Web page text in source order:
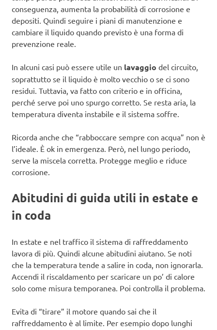
conseguenza, aumenta la probabilità di corrosione e
depositi. Quindi seguire i piani di manutenzione e
cambiare il liquido quando previsto è una forma di
prevenzione reale.
In alcuni casi può essere utile un lavaggio del circuito,
soprattutto se il liquido è molto vecchio o se ci sono
residui. Tuttavia, va fatto con criterio e in officina,
perché serve poi uno spurgo corretto. Se resta aria, la
temperatura diventa instabile e il sistema soffre.
Ricorda anche che “rabboccare sempre con acqua” non è
l’ideale. È ok in emergenza. Però, nel lungo periodo,
serve la miscela corretta. Protegge meglio e riduce
corrosione.
Abitudini di guida utili in estate e
in coda
In estate e nel traffico il sistema di raffreddamento
lavora di più. Quindi alcune abitudini aiutano. Se noti
che la temperatura tende a salire in coda, non ignorarla.
Accendi il riscaldamento per scaricare un po’ di calore
solo come misura temporanea. Poi controlla il problema.
Evita di “tirare” il motore quando sai che il
raffreddamento è al limite. Per esempio dopo lunghi